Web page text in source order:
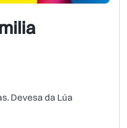
Devesa da Lúa